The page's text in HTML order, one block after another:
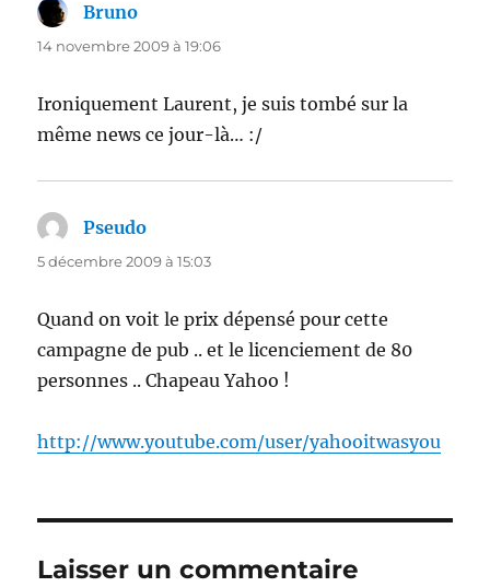
Bruno
14 novembre 2009 à 19:06
Ironiquement Laurent, je suis tombé sur la
même news ce jour-là… :/
Pseudo
5 décembre 2009 à 15:03
Quand on voit le prix dépensé pour cette
campagne de pub .. et le licenciement de 80
personnes .. Chapeau Yahoo !
http://www.youtube.com/user/yahooitwasyou
Laisser un commentaire